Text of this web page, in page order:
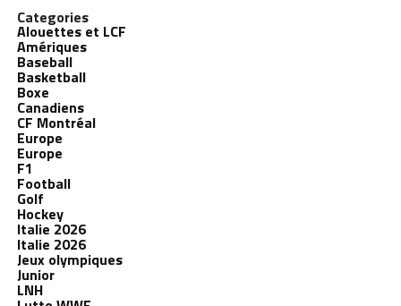
Categories
Alouettes et LCF
Amériques
Baseball
Basketball
Boxe
Canadiens
CF Montréal
Europe
Europe
F1
Football
Golf
Hockey
Italie 2026
Italie 2026
Jeux olympiques
Junior
LNH